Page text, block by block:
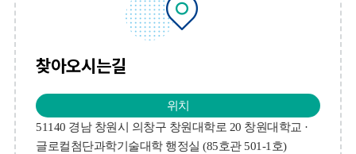
찾아오시는길
위치
51140 경남 창원시 의창구 창원대학로 20 창원대학교 ·
글로컬첨단과학기술대학 행정실 (85호관 501-1호)